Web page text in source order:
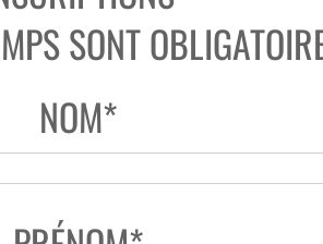
SONT
NOM*